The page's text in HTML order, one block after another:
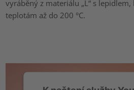
vyráběný z materiálu „L“ s
teplotám až do 200 °C.